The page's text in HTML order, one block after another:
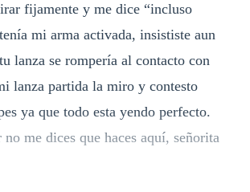
fijamente y me dice “incluso
mi arma activada, insististe aun
lanza se rompería al contacto con
lanza partida la miro y contesto
ya que todo esta yendo perfecto.
me dices que haces aquí, señorita